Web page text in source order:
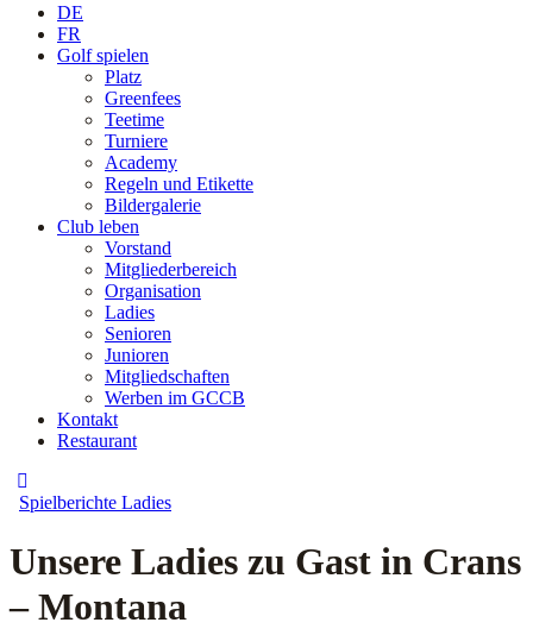
DE
FR
Golf spielen
Platz
Greenfees
Teetime
Turniere
Academy
Regeln und Etikette
Bildergalerie
Club leben
Vorstand
Mitgliederbereich
Organisation
Ladies
Senioren
Junioren
Mitgliedschaften
Werben im GCCB
Kontakt
Restaurant
Spielberichte Ladies
Unsere Ladies zu Gast in Crans
– Montana